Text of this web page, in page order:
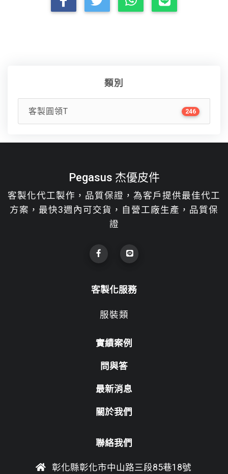
類別
客製圓領T 246
Pegasus 杰優皮件
客製化代工製作，品質保證，為客戶提供最佳代工
方案，最快3週內可交貨，自營工廠生產，品質保
證
客製化服務
服裝類
實績案例
問與答
最新消息
關於我們
聯絡我們
彰化縣彰化市中山路三段85巷18號